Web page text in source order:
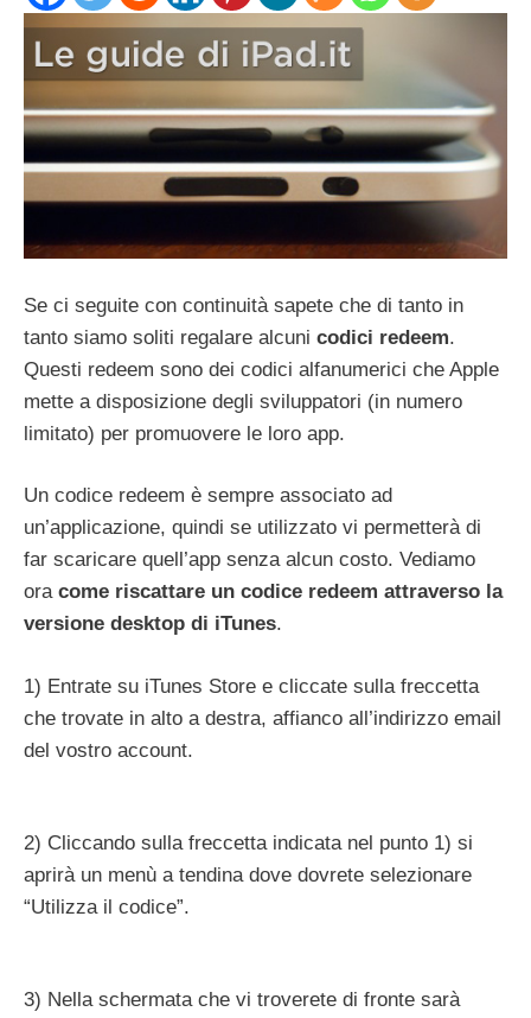
Se ci seguite con continuità sapete che di tanto in
tanto siamo soliti regalare alcuni codici redeem.
Questi redeem sono dei codici alfanumerici che Apple
mette a disposizione degli sviluppatori (in numero
limitato) per promuovere le loro app.
Un codice redeem è sempre associato ad
un’applicazione, quindi se utilizzato vi permetterà di
far scaricare quell’app senza alcun costo. Vediamo
oracome riscattare un codice redeem attraverso la
versione desktop di iTunes.
1) Entrate su iTunes Store e cliccate sulla freccetta
che trovate in alto a destra, affianco all’indirizzo email
del vostro account.
2) Cliccando sulla freccetta indicata nel punto 1) si
aprirà un menù a tendina dove dovrete selezionare
“Utilizza il codice”.
3) Nella schermata che vi troverete di fronte sarà